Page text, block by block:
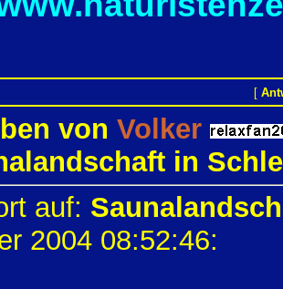
[
von Volker
in
auf:
2004 08:52:46: